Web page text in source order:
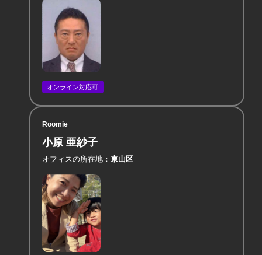
オンライン対応可
Roomie
小原 亜紗子
オフィスの所在地 東山区